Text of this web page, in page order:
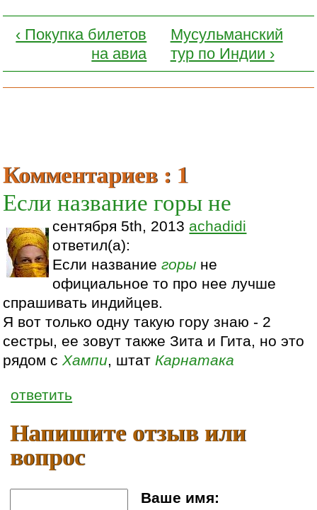
‹ Покупка билетов
на авиа
Мусульманский
тур по Индии ›
Комментариев : 1
Если название горы не
сентября 5th, 2013 achadidi
ответил(а):
Если названиегоры не
официальное то про нее лучше
спрашивать индийцев.
Я вот только одну такую гору знаю - 2
сестры, ее зовут также Зита и Гита, но это
рядом сХампи, штатКарнатака
ответить
Напишите отзыв или
вопрос
Ваше имя: